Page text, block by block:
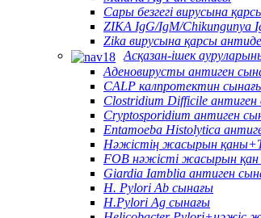
Сары безгегі вирусына
ZIKA IgG/IgM/Chikungunya
Zika вирусына қарсы
Асқазан-ішек
Аденовирусты антиген
CALP калпротектин
Clostridium Difficile антиген
Cryptosporidium антиген
Entamoeba Histolytica
Нәжістің жасырын
FOB нәжісті жасырын
Giardia Iamblia антиген
H. Pylori Ab сынағы
H.Pylori Ag сынағы